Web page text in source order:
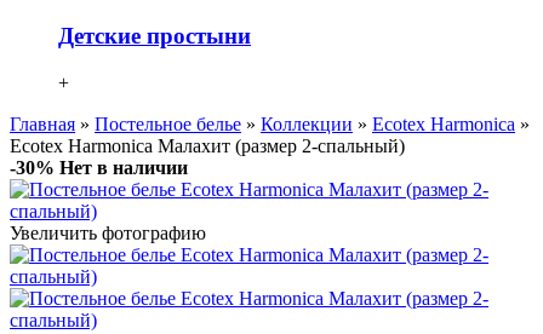
Детские простыни
+
Главная » Постельное белье » Коллекции » Ecotex Harmonica »
Ecotex Harmonica Малахит (размер 2-спальный)
-30% Нет в наличии
Увеличить фотографию